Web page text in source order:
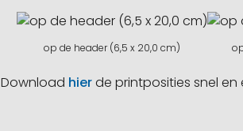
op de header (6,5 x 20,0 cm)
Download hierde printposities snel en